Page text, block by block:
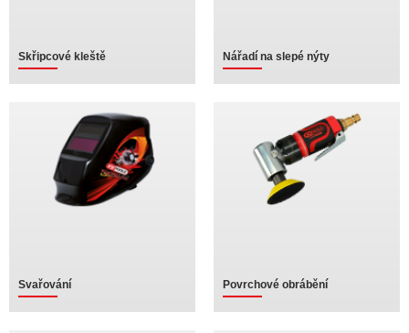
Skřipcové kleště Nářadí na slepé nýty
Svařování Povrchové obrábění